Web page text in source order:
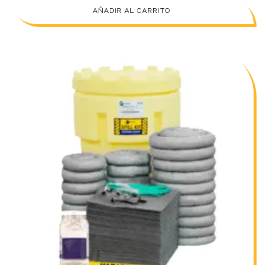
AÑADIR AL CARRITO